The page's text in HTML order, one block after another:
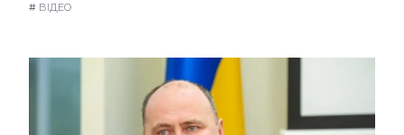
# ВІДЕО